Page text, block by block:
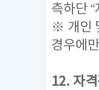
측하단
※ 개인
경우에
12. 자